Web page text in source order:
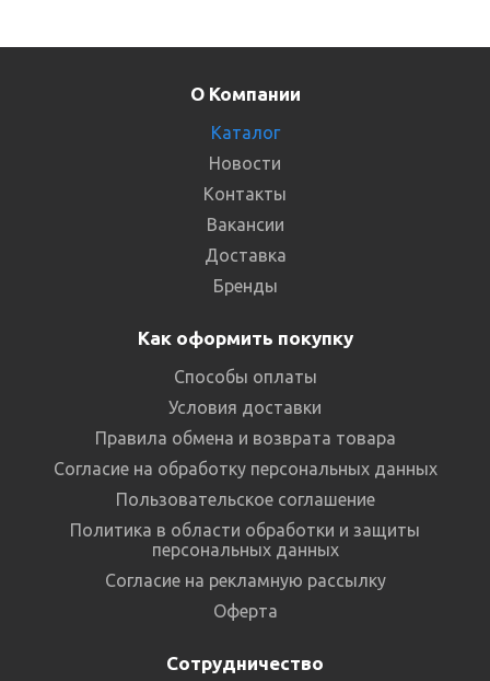
О Компании
Каталог
Новости
Контакты
Вакансии
Доставка
Бренды
Как оформить покупку
Способы оплаты
Условия доставки
Правила обмена и возврата товара
Согласие на обработку персональных данных
Пользовательское соглашение
Политика в области обработки и защиты
персональных данных
Согласие на рекламную рассылку
Оферта
Сотрудничество